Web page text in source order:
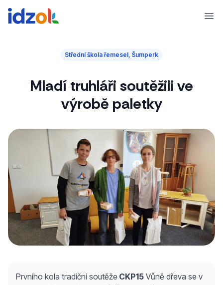
Střední škola řemesel, Šumperk
Mladí truhláři soutěžili ve
výrobě paletky
Prvního kola tradiční soutěže CKP15 Vůně dřeva se v